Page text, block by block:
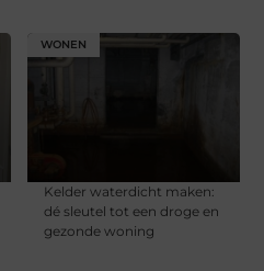
WONEN
Kelder waterdicht maken:
dé sleutel tot een droge en
gezonde woning